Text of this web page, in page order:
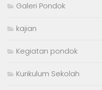
Galeri Pondok
kajian
Kegiatan pondok
Kurikulum Sekolah